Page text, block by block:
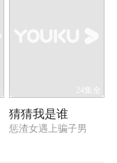
24集全
猜猜我是谁
惩渣女遇上骗子男